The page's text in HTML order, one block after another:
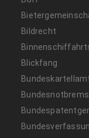
Bildrecht
Blickfang